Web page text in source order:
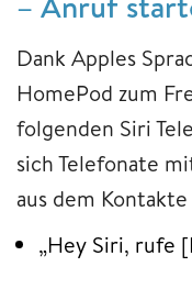
Dank Apples
HomePod zum
folgenden Siri
sich Telefonate
aus dem
„Hey Siri, rufe